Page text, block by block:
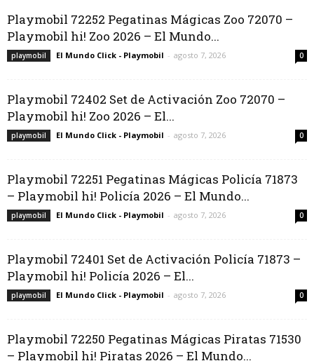
Playmobil 72252 Pegatinas Mágicas Zoo 72070 –
Playmobil hi! Zoo 2026 – El Mundo...
playmobil El Mundo Click - Playmobil - agosto 7, 2026 0
Playmobil 72402 Set de Activación Zoo 72070 –
Playmobil hi! Zoo 2026 – El...
playmobil El Mundo Click - Playmobil - agosto 7, 2026 0
Playmobil 72251 Pegatinas Mágicas Policía 71873
– Playmobil hi! Policía 2026 – El Mundo...
playmobil El Mundo Click - Playmobil - agosto 7, 2026 0
Playmobil 72401 Set de Activación Policía 71873 –
Playmobil hi! Policía 2026 – El...
playmobil El Mundo Click - Playmobil - agosto 7, 2026 0
Playmobil 72250 Pegatinas Mágicas Piratas 71530
– Playmobil hi! Piratas 2026 – El Mundo...